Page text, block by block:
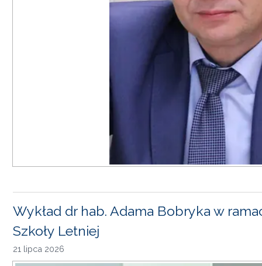
Wykład dr hab. Adama Bobryka w
Szkoły Letniej
21 lipca 2026